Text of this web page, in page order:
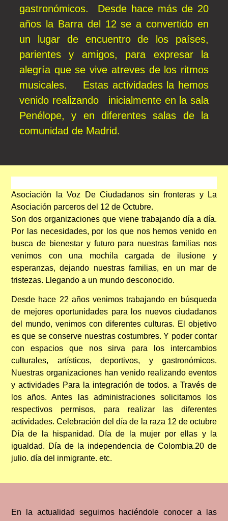
gastronómicos. Desde hace más de 20
años la Barra del 12 se a convertido en
un lugar de encuentro de los países,
parientes y amigos, para expresar la
alegría que se vive atreves de los ritmos
musicales. Estas actividades la hemos
venido realizando inicialmente en la sala
Penélope, y en diferentes salas de la
comunidad de Madrid.
Asociación la Voz De Ciudadanos sin fronteras y La
Asociación parceros del 12 de Octubre.
Son dos organizaciones que viene trabajando día a día.
Por las necesidades, por los que nos hemos venido en
busca de bienestar y futuro para nuestras familias nos
venimos con una mochila cargada de ilusione y
esperanzas, dejando nuestras familias, en un mar de
tristezas. Llegando a un mundo desconocido.
Desde hace 22 años venimos trabajando en búsqueda
de mejores oportunidades para los nuevos ciudadanos
del mundo, venimos con diferentes culturas. El objetivo
es que se conserve nuestras costumbres. Y poder contar
con espacios que nos sirva para los intercambios
culturales, artísticos, deportivos, y gastronómicos.
Nuestras organizaciones han venido realizando eventos
y actividades Para la integración de todos. a Través de
los años. Antes las administraciones solicitamos los
respectivos permisos, para realizar las diferentes
actividades. Celebración del día de la raza 12 de octubre
Día de la hispanidad. Día de la mujer por ellas y la
igualdad. Día de la independencia de Colombia.20 de
julio. día del inmigrante. etc.
En la actualidad seguimos haciéndole conocer a las